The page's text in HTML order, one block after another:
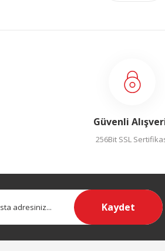
Güvenli
256Bit SSL
Kaydet